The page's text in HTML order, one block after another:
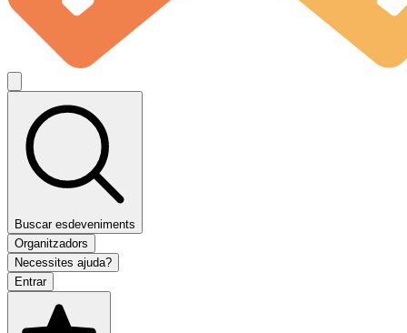
Buscar esdeveniments
Organitzadors
Necessites ajuda?
Entrar